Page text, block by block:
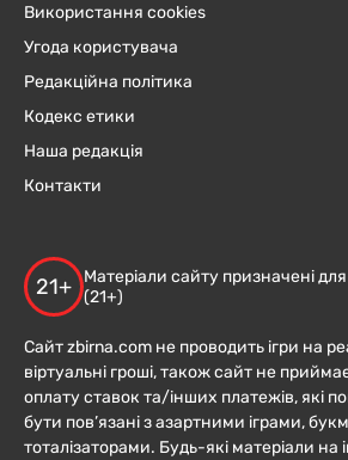
Використання cookies
Угода користувача
Редакційна політика
Кодекс етики
Наша редакція
Контакти
21+
Матеріали сайту призначені
(21+)
Сайт zbirna.com не проводить ігри на
віртуальні гроші, також сайт не
оплату ставок та/інших платежів, які
бути пов’язані з азартними іграми,
тоталізаторами. Будь-які матеріали